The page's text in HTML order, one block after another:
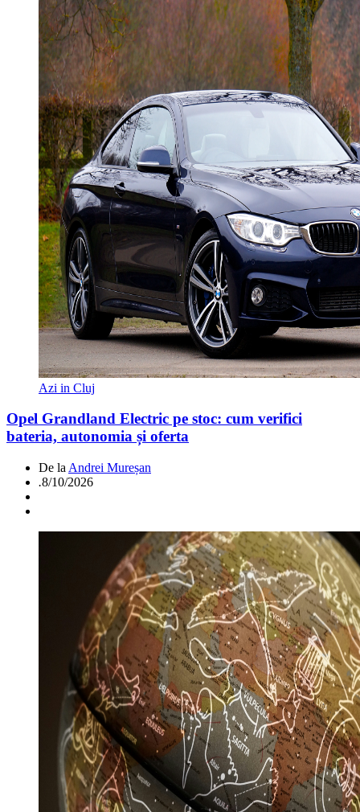
Azi in Cluj
Opel Grandland Electric pe stoc: cum verifici
bateria, autonomia și oferta
De la Andrei Mureșan
.8/10/2026